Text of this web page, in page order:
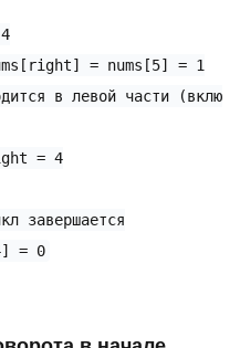
= nums[5] = 1
в левой части
= 4
завершается